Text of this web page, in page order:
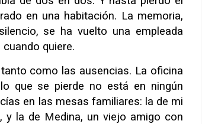
en una habitación. La memoria,
se ha vuelto una empleada
quiere.
como las ausencias. La oficina
que se pierde no está en ningún
en las mesas familiares: la de mi
y la de Medina, un viejo amigo con